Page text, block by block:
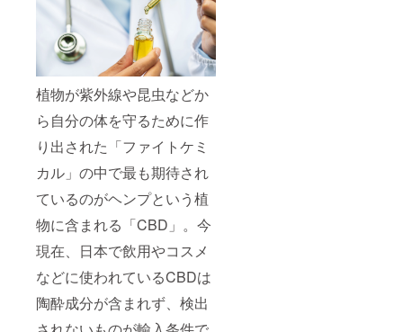
植物が紫外線や昆虫などか
ら自分の体を守るために作
り出された「ファイトケミ
カル」の中で最も期待され
ているのがヘンプという植
物に含まれる「CBD」。今
現在、日本で飲用やコスメ
などに使われているCBDは
陶酔成分が含まれず、検出